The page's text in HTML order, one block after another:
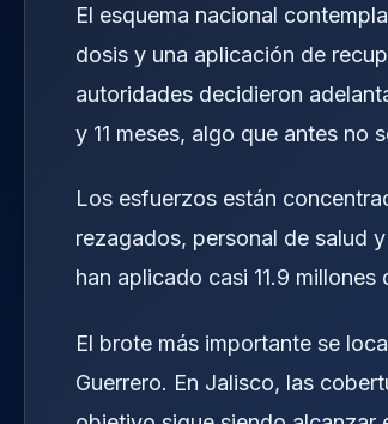
El esquema nacional
dosis y una aplicación de
autoridades decidieron
y 11 meses, algo que antes no
Los esfuerzos están
rezagados, personal de salud
han aplicado casi 11.9
El brote más importante se
Guerrero. En Jalisco, las